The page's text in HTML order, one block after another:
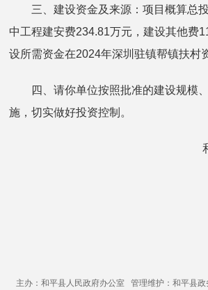
三、建设资金及来源：项目概算总
中工程建安费234.81万元，建设其他费
设所需资金在2024年深圳驻镇帮镇扶村
四、请你单位按照批准的建设规模
施，切实做好投资控制。
和
主办：和平县人民政府办公室 管理维护：和平县